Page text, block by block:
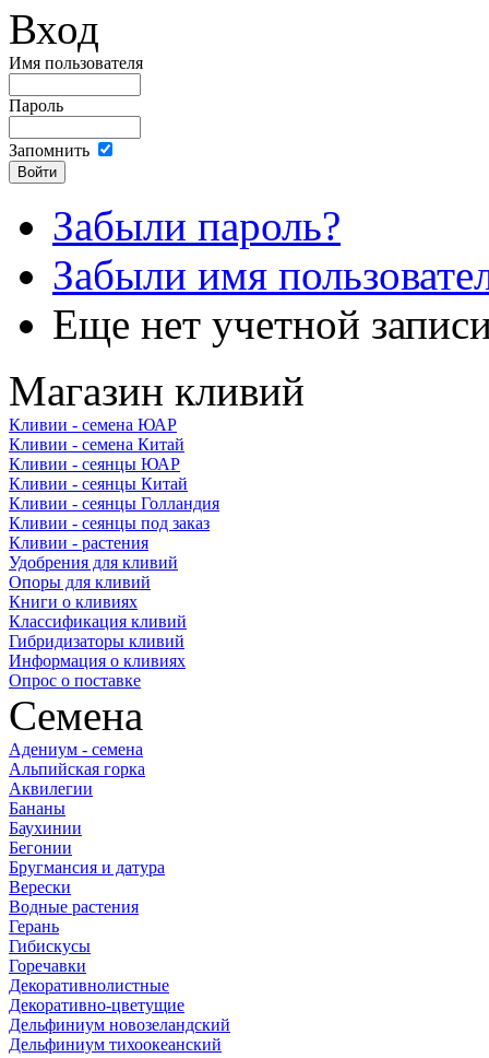
Вход
Имя пользователя
Пароль
Запомнить
Забыли пароль?
Забыли имя
Еще нет учетной
Магазин кливий
Кливии - семена ЮАР
Кливии - семена Китай
Кливии - сеянцы ЮАР
Кливии - сеянцы Китай
Кливии - сеянцы Голландия
Кливии - сеянцы под заказ
Кливии - растения
Удобрения для кливий
Опоры для кливий
Книги о кливиях
Классификация кливий
Гибридизаторы кливий
Информация о кливиях
Опрос о поставке
Семена
Адениум - семена
Альпийская горка
Аквилегии
Бананы
Баухинии
Бегонии
Бругмансия и датура
Верески
Водные растения
Герань
Гибискусы
Горечавки
Декоративнолистные
Декоративно-цветущие
Дельфиниум новозеландский
Дельфиниум тихоокеанский